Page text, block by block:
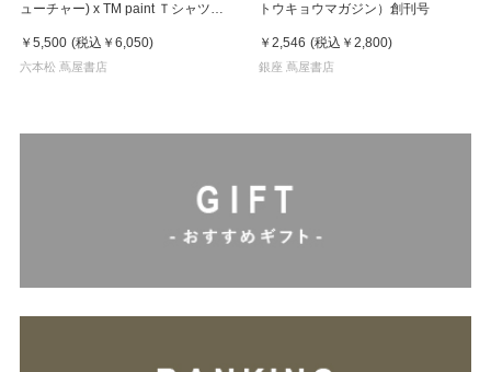
ューチャー) x TM paint Ｔシャツ
￥5,500 (税込 ￥6,050)
六本松 蔦屋書店
トウキョウマガジン）創刊号
￥2,546 (税込 ￥2,800)
銀座 蔦屋書店